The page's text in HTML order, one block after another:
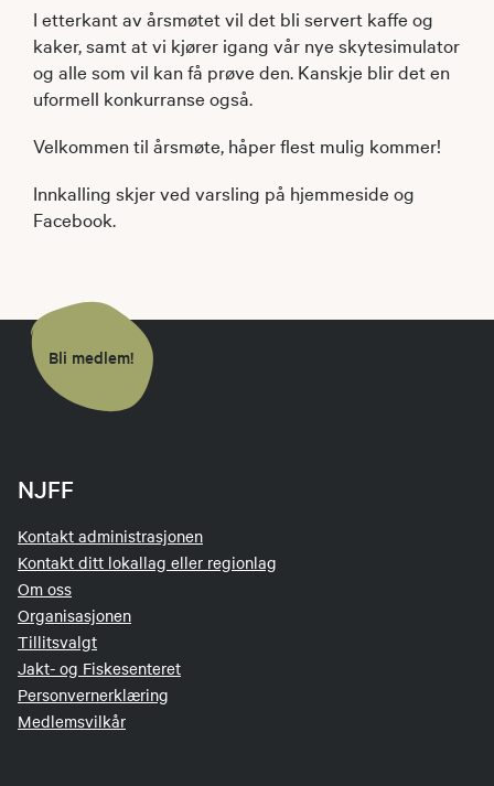
I etterkant av årsmøtet vil det bli servert kaffe og
kaker, samt at vi kjører igang vår nye skytesimulator
og alle som vil kan få prøve den. Kanskje blir det en
uformell konkurranse også.
Velkommen til årsmøte, håper flest mulig kommer!
Innkalling skjer ved varsling på hjemmeside og
Facebook.
Bli medlem!
NJFF
Kontakt administrasjonen
Kontakt ditt lokallag eller regionlag
Om oss
Organisasjonen
Tillitsvalgt
Jakt- og Fiskesenteret
Personvernerklæring
Medlemsvilkår